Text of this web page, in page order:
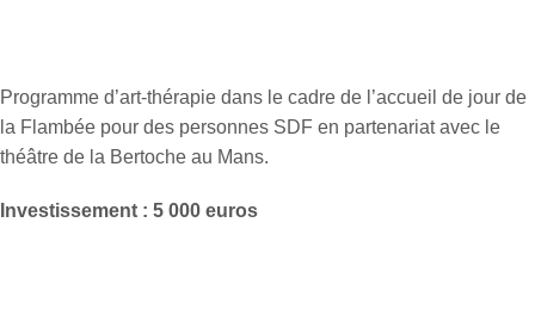
Programme d’art-thérapie dans le cadre de l’accueil de jour de
la Flambée pour des personnes SDF en partenariat avec le
théâtre de la Bertoche au Mans.
Investissement : 5 000 euros